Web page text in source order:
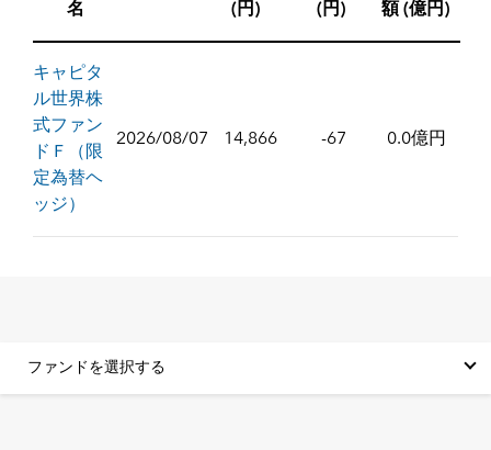
名
(円)
(円)
額 (億円)
キャピタ
ル世界株
式ファン
ドＦ（限
定為替ヘ
ッジ）
2026/08/07 14,866 -67 0.0億円
ファンドを選択する